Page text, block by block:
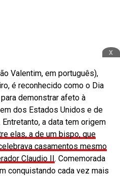
x
Valentim, em português),
é reconhecido como o Dia
demonstrar afeto à
dos Estados Unidos e de
a data tem origem
elas, a de um bispo, que
casamentos mesmo
Claudio II. Comemorada
conquistando cada vez mais